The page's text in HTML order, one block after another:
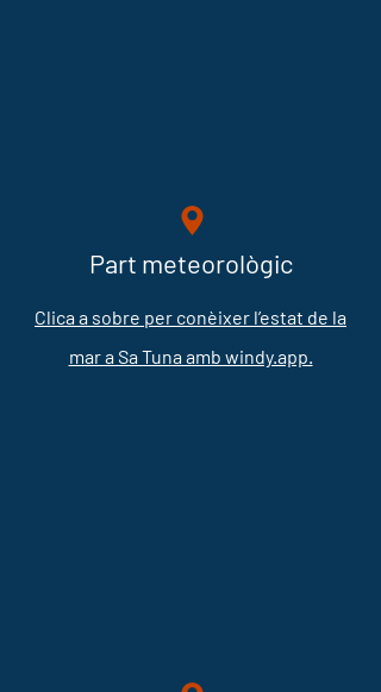
Part meteorològic
Clica a sobre per conèixer l’estat de la
mar a Sa Tuna amb windy.app.